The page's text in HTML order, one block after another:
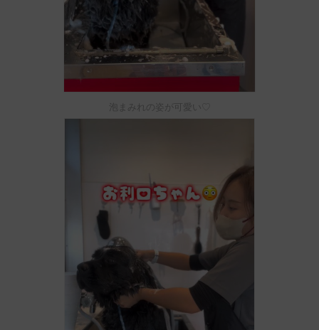
泡まみれの姿が可愛い♡